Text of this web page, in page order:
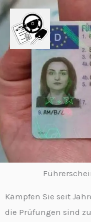
Skip
to
content
Kämpfen Sie seit
die Prüfungen sind